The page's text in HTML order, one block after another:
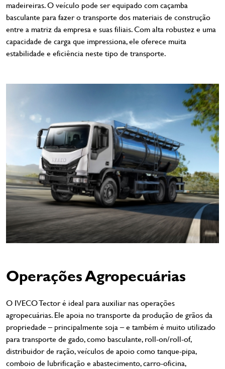
madeireiras. O veículo pode ser equipado com caçamba
basculante para fazer o transporte dos materiais de construção
entre a matriz da empresa e suas filiais. Com alta robustez e uma
capacidade de carga que impressiona, ele oferece muita
estabilidade e eficiência neste tipo de transporte.
Operações Agropecuárias
O IVECO Tector é ideal para auxiliar nas operações
agropecuárias. Ele apoia no transporte da produção de grãos da
propriedade – principalmente soja – e também é muito utilizado
para transporte de gado, como basculante, roll-on/roll-of,
distribuidor de ração, veículos de apoio como tanque-pipa,
comboio de lubrificação e abastecimento, carro-oficina,